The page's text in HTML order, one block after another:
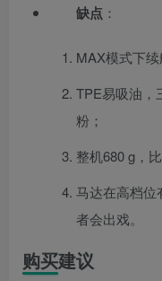
缺点 ：
MAX模式下
TPE易吸油，
粉；
整机680 g，
马达在高档
者会出戏。
购买建议